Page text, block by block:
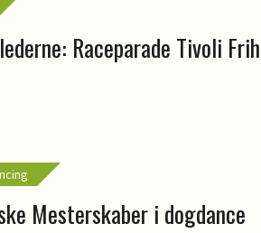
Raceparade Tivoli
Mesterskaber i dogdance